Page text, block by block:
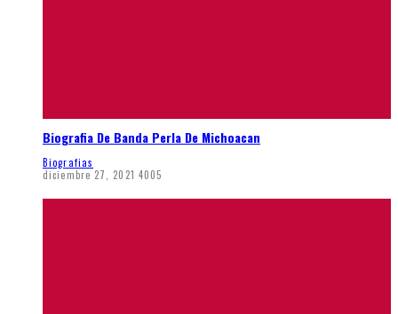
Biografia De Banda Perla De Michoacan
Biografias
diciembre 27, 2021 4005